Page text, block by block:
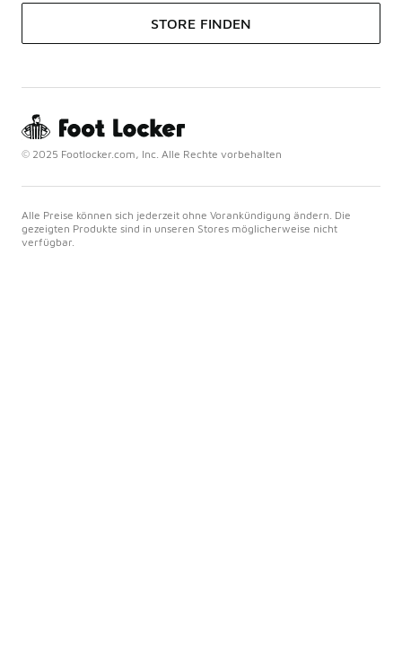
STORE FINDEN
© 2025 Footlocker.com, Inc. Alle Rechte vorbehalten
Alle Preise können sich jederzeit ohne Vorankündigung ändern. Die
gezeigten Produkte sind in unseren Stores möglicherweise nicht
verfügbar.